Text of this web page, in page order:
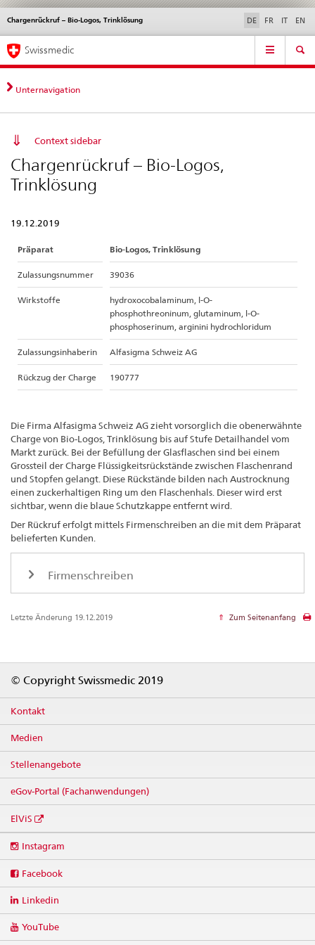
Direktnavigation
News,
Rechtsgrundlagen,
Kontakt
News & Updates Kontakt | Support & Hilfe
Chargenrückruf – Bio-Logos, Trinklösung
Sprachwahl DE FR IT EN
Service
Hauptnavigation
Swissmedic
Unternavigation
Context sidebar
Chargenrückruf – Bio-Logos,
Trinklösung
19.12.2019
Präparat Bio-Logos, Trinklösung
Zulassungsnummer 39036
Wirkstoffe
hydroxocobalaminum, l-O-
phosphothreoninum, glutaminum, l-O-
phosphoserinum, arginini hydrochloridum
Zulassungsinhaberin Alfasigma Schweiz AG
Rückzug der Charge 190777
Die Firma Alfasigma Schweiz AG zieht vorsorglich die obenerwähnte
Charge von Bio-Logos, Trinklösung bis auf Stufe Detailhandel vom
Markt zurück. Bei der Befüllung der Glasflaschen sind bei einem
Grossteil der Charge Flüssigkeitsrückstände zwischen Flaschenrand
und Stopfen gelangt. Diese Rückstände bilden nach Austrocknung
einen zuckerhaltigen Ring um den Flaschenhals. Dieser wird erst
sichtbar, wenn die blaue Schutzkappe entfernt wird.
Der Rückruf erfolgt mittels Firmenschreiben an die mit dem Präparat
belieferten Kunden.
Firmenschreiben
Letzte Änderung 19.12.2019 Zum Seitenanfang
© Copyright Swissmedic 2019
Kontakt
Medien
Stellenangebote
eGov-Portal (Fachanwendungen)
ElViS
media
Instagram
Facebook
Linkedin
YouTube